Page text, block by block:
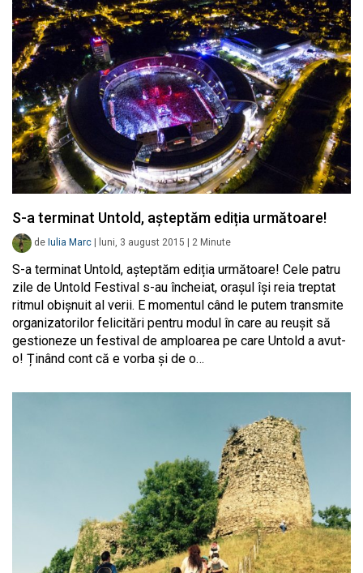
S-a terminat Untold, așteptăm ediția următoare!
de Iulia Marc luni, 3 august 2015 2 Minute
S-a terminat Untold, așteptăm ediția următoare! Cele patru
zile de Untold Festival s-au încheiat, orașul își reia treptat
ritmul obișnuit al verii. E momentul când le putem transmite
organizatorilor felicitări pentru modul în care au reușit să
gestioneze un festival de amploarea pe care Untold a avut-
o! Ținând cont că e vorba și de o…